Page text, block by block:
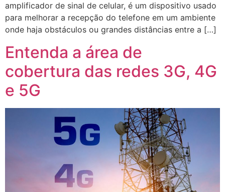
amplificador de sinal de celular, é um dispositivo usado
para melhorar a recepção do telefone em um ambiente
onde haja obstáculos ou grandes distâncias entre a […]
Entenda a área de
cobertura das redes 3G, 4G
e 5G